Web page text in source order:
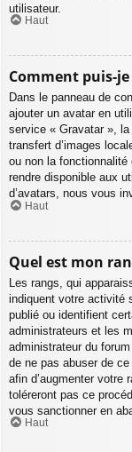
utilisateur.
Haut
Comment puis-
Dans le panneau de
ajouter un avatar en
service « Gravatar »,
transfert d’images
ou non la
rendre disponible aux
d’avatars, nous vous
Haut
Quel est mon
Les rangs, qui
indiquent votre activité
publié ou identifient
administrateurs et les
administrateur du
de ne pas abuser de
afin d’augmenter votre
toléreront pas ce
vous sanctionner en
Haut